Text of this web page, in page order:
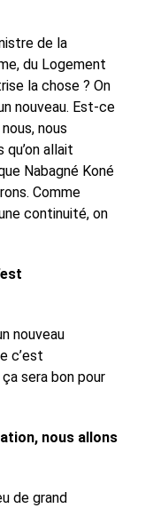
de la
du Logement
la chose ? On
nouveau. Est-ce
nous
allait
Nabagné Koné
Comme
continuité, on
nouveau
c’est
sera bon pour
nous allons
de grand